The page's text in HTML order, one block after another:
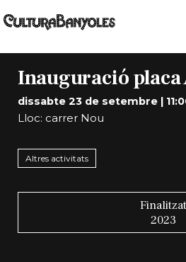
Inauguració placa
dissabte 23 de setembre|
Lloc: carrer Nou
Altres activitats
Finalitzat
2023